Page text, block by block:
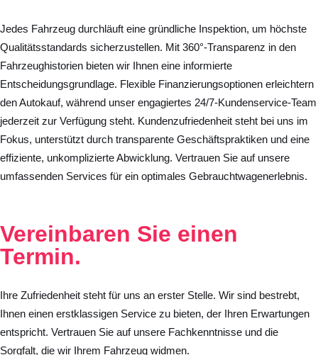
Jedes Fahrzeug durchläuft eine gründliche Inspektion, um höchste
Qualitätsstandards sicherzustellen. Mit 360°-Transparenz in den
Fahrzeughistorien bieten wir Ihnen eine informierte
Entscheidungsgrundlage. Flexible Finanzierungsoptionen erleichtern
den Autokauf, während unser engagiertes 24/7-Kundenservice-Team
jederzeit zur Verfügung steht. Kundenzufriedenheit steht bei uns im
Fokus, unterstützt durch transparente Geschäftspraktiken und eine
effiziente, unkomplizierte Abwicklung. Vertrauen Sie auf unsere
umfassenden Services für ein optimales Gebrauchtwagenerlebnis.
Vereinbaren Sie einen
Termin.
Ihre Zufriedenheit steht für uns an erster Stelle. Wir sind bestrebt,
Ihnen einen erstklassigen Service zu bieten, der Ihren Erwartungen
entspricht. Vertrauen Sie auf unsere Fachkenntnisse und die
Sorgfalt, die wir Ihrem Fahrzeug widmen.